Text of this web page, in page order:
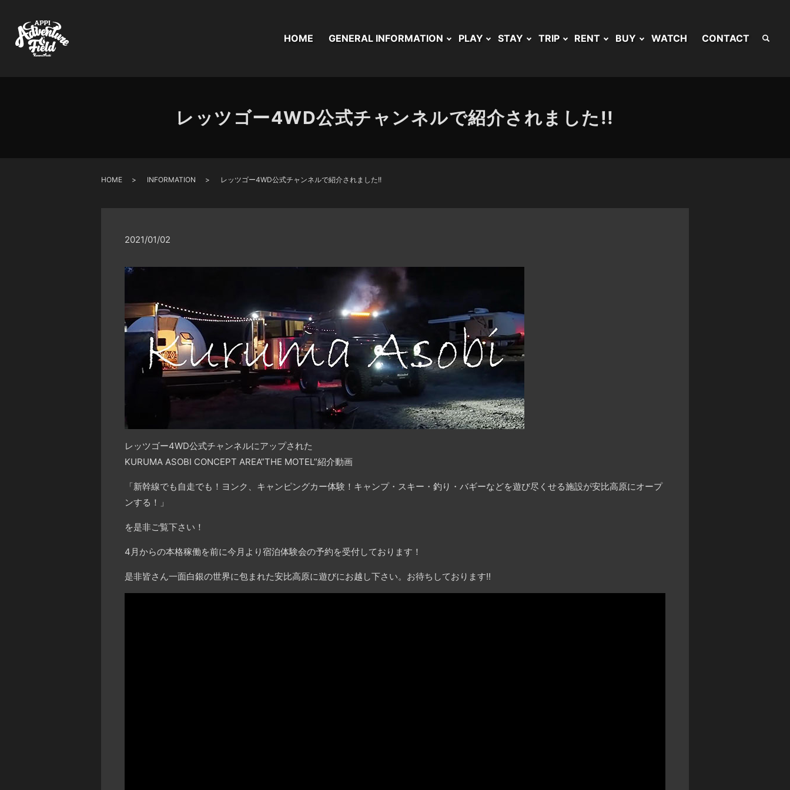
HOME GENERAL INFORMATION PLAY STAY TRIP RENT BUY WATCH CONTACT
レッツゴー4WD公式チャンネルで紹介されました!!
HOME INFORMATION レッツゴー4WD公式チャンネルで紹介されました!!
2021/01/02
レッツゴー4WD公式チャンネルにアップされた
KURUMA ASOBI CONCEPT AREA”THE MOTEL”紹介動画
「新幹線でも自走でも！ヨンク、キャンピングカー体験！キャンプ・スキー・釣り・バギーなどを遊び尽くせる施設が安比高原にオープ
ンする！」
を是非ご覧下さい！
4月からの本格稼働を前に今月より宿泊体験会の予約を受付しております！
是非皆さん一面白銀の世界に包まれた安比高原に遊びにお越し下さい。お待ちしております!!